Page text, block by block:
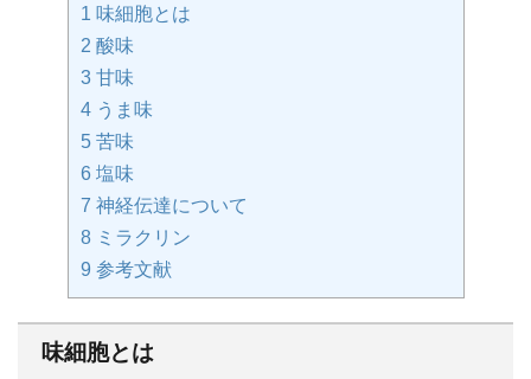
1 味細胞とは
2 酸味
3甘味
4うま味
5苦味
6塩味
7 神経伝達について
8ミラクリン
9 参考文献
味細胞とは